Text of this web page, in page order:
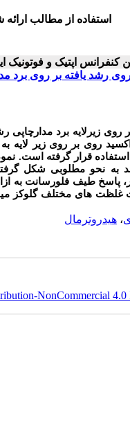
استفاده از مطالب ارائه
رشد یافته بر روی برد
روی زیرلایه برد
اکسید روی بر روی زیر
قرار گرفته است.
به نحو مطلوبی شکل
پاسخ طیف فلورسانت به
غلظت های مختلف گلوکز
، هیدروترمال
NonCommercial 4.0